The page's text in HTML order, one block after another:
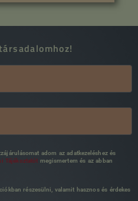
adom az adatkezeléshez és
Tájékoztatót megismertem és az abban
részesülni, valamit hasznos és érdekes